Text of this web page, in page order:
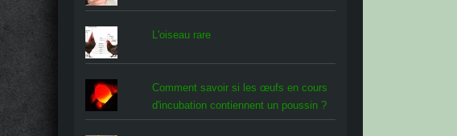
L'oiseau rare
Comment savoir si les œufs en cours
d'incubation contiennent un poussin ?